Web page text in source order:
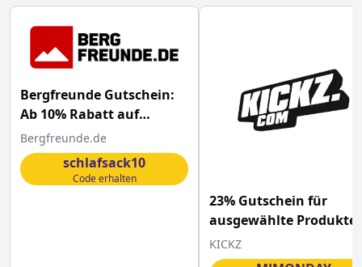
Bergfreunde Gutschein:
Ab 10% Rabatt auf
Schlafsäcke
Bergfreunde.de
schlafsack10
Code erhalten
23% Gutschein für
ausgewählte Produkte
KICKZ